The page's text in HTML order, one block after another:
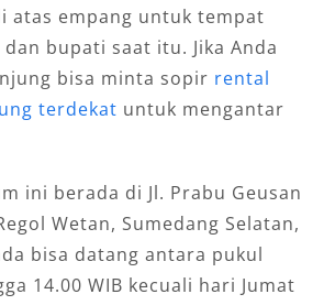
atas empang untuk tempat
bupati saat itu. Jika Anda
bisa minta sopir rental
terdekat untuk mengantar
ini berada di Jl. Prabu Geusan
Wetan, Sumedang Selatan,
bisa datang antara pukul
14.00 WIB kecuali hari Jumat